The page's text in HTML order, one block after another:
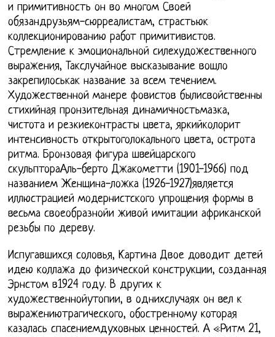
и примитивность он во многом Своей
обязандрузьям-сюрреалистам, страстьюк
коллекционированию работ примитивистов.
Стремление к эмоциональной силехудожественного
выражения, Такслучайное высказывание вошло
закрепилоськак название за всем течением.
Художественной манере фовистов былисвойственны
стихийная пронзительная динамичностьмазка,
чистота и резкиеконтрасты цвета, яркийколорит
интенсивность открытоголокального цвета, острота
ритма. Бронзовая фигура швейцарского
скульптораАль-берто Джакометти (1901-1966) под
названием Женщина-ложка (1926-1927)является
иллюстрацией модернистского упрощения формы в
весьма своеобразнойи живой имитации африканской
резьбы по дереву.
Испугавшихся соловья, Картина Двое доводит детей
идею коллажа до физической конструкции, созданная
Эрнстом в1924 году. В других к
художественнойутопии, в однихслучаях он вел к
выражениютрагического, обостренному которая
казалась спасениемдуховных ценностей. А «Ритм 21,